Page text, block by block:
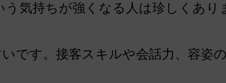
気持ちが強くなる人は珍しくあり
です。接客スキルや会話力、容姿